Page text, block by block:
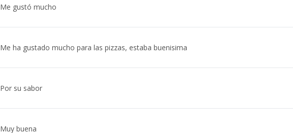
Me gustó mucho
Me ha gustado mucho para las pizzas, estaba buenisima
Por su sabor
Muy buena